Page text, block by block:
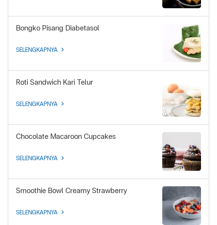
Bongko Pisang Diabetasol
SELENGKAPNYA
Roti Sandwich Kari Telur
SELENGKAPNYA
Chocolate Macaroon Cupcakes
SELENGKAPNYA
Smoothie Bowl Creamy Strawberry
SELENGKAPNYA